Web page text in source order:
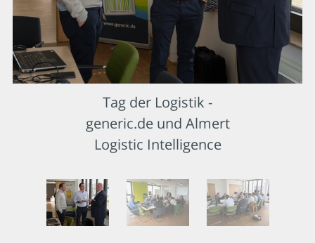
Tag der Logistik -
generic.de und Almert
Logistic Intelligence